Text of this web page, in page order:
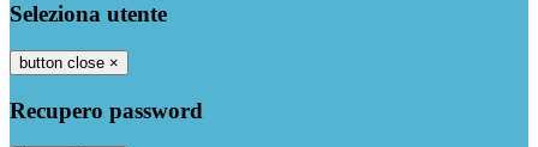
Seleziona utente
button close ×
Recupero password